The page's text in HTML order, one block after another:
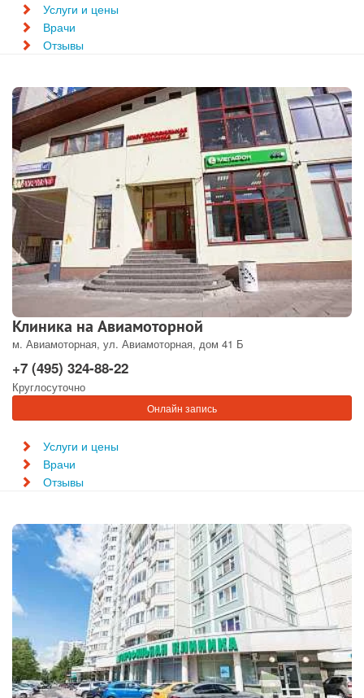
Услуги и цены
Врачи
Отзывы
Клиника на Авиамоторной
м. Авиамоторная, ул. Авиамоторная, дом 41 Б
+7 (495) 324-88-22
Круглосуточно
Онлайн запись
Услуги и цены
Врачи
Отзывы